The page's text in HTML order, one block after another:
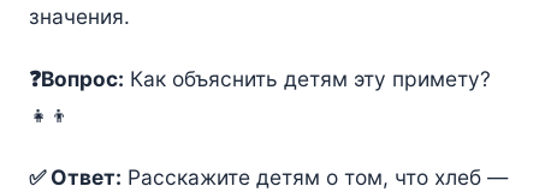
значения.
❓Вопрос: Как объяснить детям эту примету?
👧👦
✅ Ответ: Расскажите детям о том, что хлеб —